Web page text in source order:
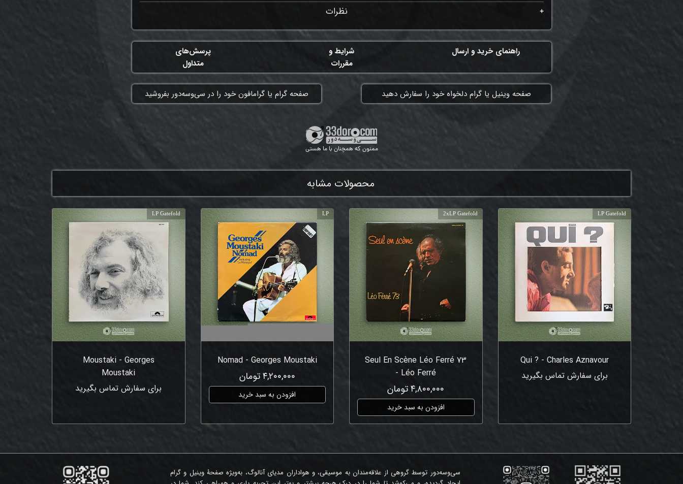
نظرات
شرایط و
مقررات
راهنمای خرید و ارسال
پرسش‌های
متداول
​صفحه وینیل یا گرام دلخواه خود را سفارش دهید ​صفحه گرام یا گرامافون خود را در سی‌وسه‌دور بفروشید
ممنون که همچنان با ما هستی
محصولات مشابه
Qui ? - Charles Aznavour
برای سفارش تماس بگیرید
LP Gatefold
Seul En Scène Léo Ferré 73
- Léo Ferré
۴,۸۰۰,۰۰۰ تومان
افزودن به سبد خرید
2xLP Gatefold
Nomad - Georges Moustaki
۴,۲۰۰,۰۰۰ تومان
افزودن به سبد خرید
LP
Moustaki - Georges
Moustaki
برای سفارش تماس بگیرید
LP Gatefold
سی‌وسه‌دور توسط گروهی از علاقه‌مندان به موسیقی، و هواداران مدیای آنالوگ، به‌ویژه صفحۀ وینیل و گرام